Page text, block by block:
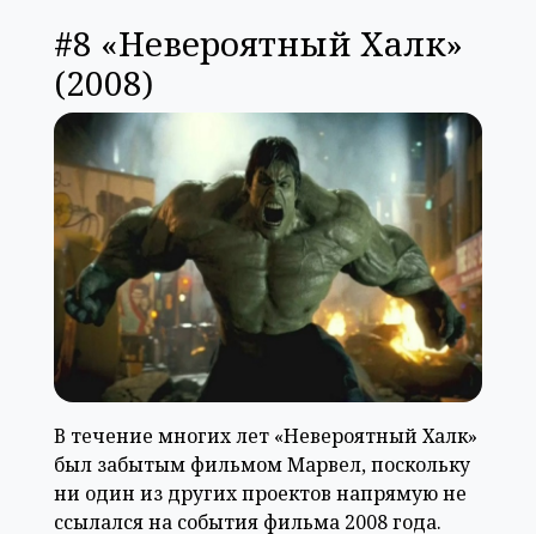
#8 «Невероятный Халк»
(2008)
В течение многих лет «Невероятный Халк»
был забытым фильмом Марвел, поскольку
ни один из других проектов напрямую не
ссылался на события фильма 2008 года.